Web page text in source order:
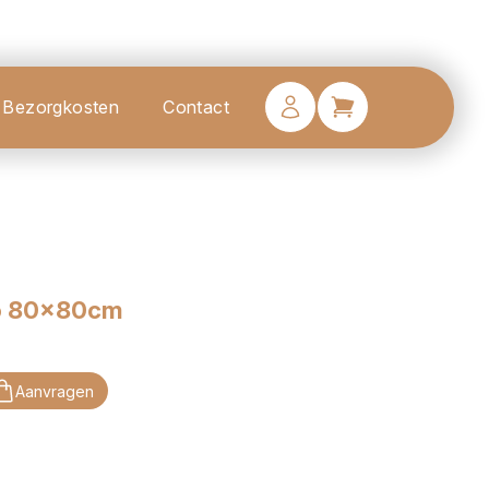
Bezorgkosten Contact
80x80cm
Aanvragen